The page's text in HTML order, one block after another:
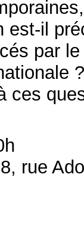
est-il
par
ces
rue